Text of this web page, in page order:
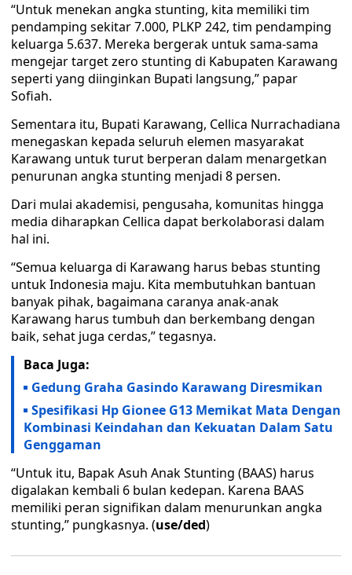
“Untuk menekan angka stunting, kita memiliki tim
pendamping sekitar 7.000, PLKP 242, tim pendamping
keluarga 5.637. Mereka bergerak untuk sama-sama
mengejar target zero stunting di Kabupaten Karawang
seperti yang diinginkan Bupati langsung,” papar
Sofiah.
Sementara itu, Bupati Karawang, Cellica Nurrachadiana
menegaskan kepada seluruh elemen masyarakat
Karawang untuk turut berperan dalam menargetkan
penurunan angka stunting menjadi 8 persen.
Dari mulai akademisi, pengusaha, komunitas hingga
media diharapkan Cellica dapat berkolaborasi dalam
hal ini.
“Semua keluarga di Karawang harus bebas stunting
untuk Indonesia maju. Kita membutuhkan bantuan
banyak pihak, bagaimana caranya anak-anak
Karawang harus tumbuh dan berkembang dengan
baik, sehat juga cerdas,” tegasnya.
Baca Juga:
Gedung Graha Gasindo Karawang Diresmikan
Spesifikasi Hp Gionee G13 Memikat Mata Dengan
Kombinasi Keindahan dan Kekuatan Dalam Satu
Genggaman
“Untuk itu, Bapak Asuh Anak Stunting (BAAS) harus
digalakan kembali 6 bulan kedepan. Karena BAAS
memiliki peran signifikan dalam menurunkan angka
stunting,” pungkasnya. (use/ded)